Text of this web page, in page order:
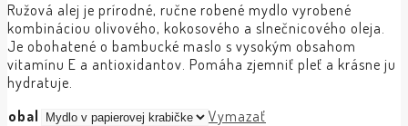
Ružová alej je prírodné, ručne robené mydlo vyrobené
kombináciou olivového, kokosového a slnečnicového oleja.
Je obohatené o bambucké maslo s vysokým obsahom
vitamínu E a antioxidantov. Pomáha zjemniť pleť a krásne ju
hydratuje.
obal
Vymazať